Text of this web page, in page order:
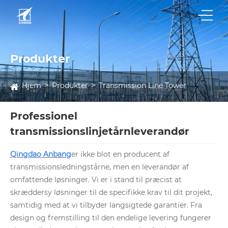
Produkter
Hjem Produkter Transmission Line Tower
Professionel
transmissionslinjetårnleverandør
Qingdao Anbanger ikke blot en producent af
transmissionsledningstårne, men en leverandør af
omfattende løsninger. Vi er i stand til præcist at
skræddersy løsninger til de specifikke krav til dit projekt,
samtidig med at vi tilbyder langsigtede garantier. Fra
design og fremstilling til den endelige levering fungerer